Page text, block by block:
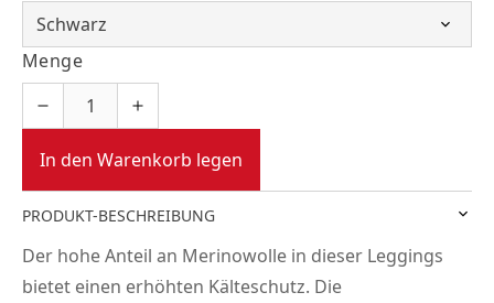
Menge
In den Warenkorb legen
PRODUKT-BESCHREIBUNG
Der hohe Anteil an Merinowolle in dieser Leggings
bietet einen erhöhten Kälteschutz. Die